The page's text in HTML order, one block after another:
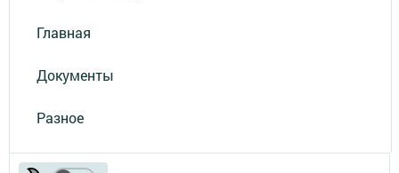
Главная
Документы
Разное